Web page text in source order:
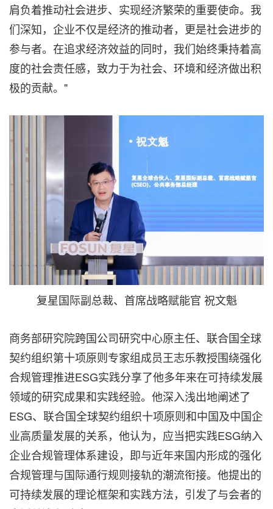
肩负着推动社会进步、实现经济繁荣的重要使命。我
们深知，企业不仅是经济的推动者，更是社会进步的
参与者。在追求经济效益的同时，我们始终秉持着高
度的社会责任感，致力于为社会、环境和经济做出积
极的贡献。"
复星国际副总裁、首席战略赋能官 祝文魁
商务部研究院跨国公司研究中心原主任、联合国全球
契约组织第十项原则专家组成员王志乐教授围绕强化
合规管理推进ESG实践分享了他多年来在可持续发展
领域的研究成果和实践经验。他深入浅出地阐述了
ESG、联合国全球契约组织十项原则和中国及中国企
业高质量发展的关系，他认为，应当把实践ESG纳入
企业合规管理体系建设，即与近年来国内形成的强化
合规管理与国际通行规则接轨的潮流衔接。他提出的
可持续发展的理论框架和实践方法，引发了与会者的